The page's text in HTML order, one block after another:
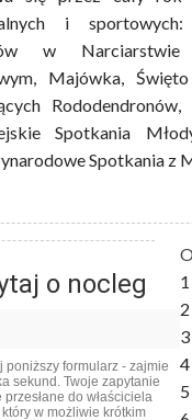
i
w
Majówka,
Spotkania
Spotkania z
1
2
3
4
5
o nocleg
poniższy formularz - zajmie
sekund. Twoje zapytanie
przesłane do właściciela
w możliwie krótkim